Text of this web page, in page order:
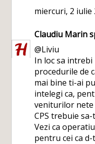
miercuri, 2 iulie
Claudiu Marin
@Liviu
In loc sa
procedurile de
mai bine ti-ai
intelegi ca,
veniturilor nete
CPS trebuie
Vezi ca
pentru cei ca